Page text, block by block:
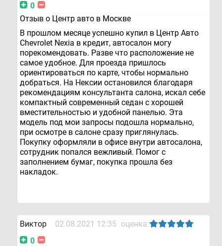
0
Отзыв о Центр авто в Москве
В прошлом месяце успешно купил в Центр Авто
Chevrolet Nexia в кредит, автосалон могу
порекомендовать. Разве что расположение не
самое удобное. Для проезда пришлось
ориентироваться по карте, чтобы нормально
добраться. На Нексии остановился благодаря
рекомендациям консультанта салона, искал себе
компактный современный седан с хорошей
вместительностью и удобной панелью. Эта
модель под мои запросы подошла нормально,
при осмотре в салоне сразу приглянулась.
Покупку оформляли в офисе внутри автосалона,
сотрудник попался вежливый. Помог с
заполнением бумаг, покупка прошла без
накладок.
Виктор 02.08.2021 12:35 оценка:
0